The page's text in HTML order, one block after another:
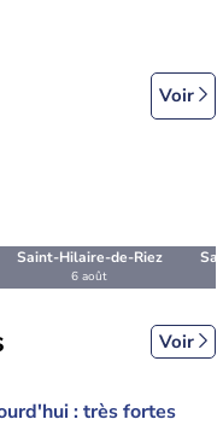
Voir
Saint-Hilaire-de-Riez
6 août
Voir
: très fortes